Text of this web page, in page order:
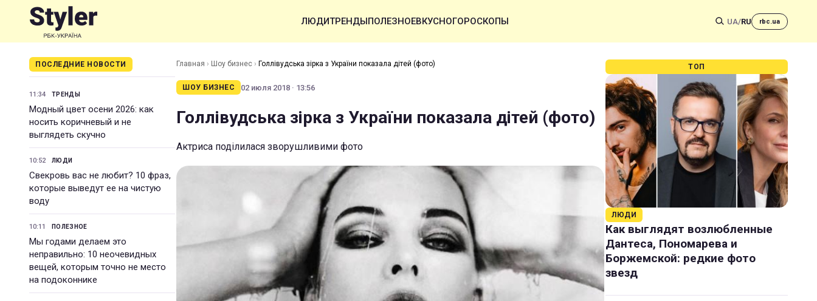
ЛЮДИТРЕНДЫПОЛЕЗНОЕВКУСНОГОРОСКОПЫ UA/RU rbc.ua
ПОСЛЕДНИЕ НОВОСТИ
11:34 ТРЕНДЫ
Модный цвет осени 2026: как
носить коричневый и не
выглядеть скучно
10:52 ЛЮДИ
Свекровь вас не любит? 10 фраз,
которые выведут ее на чистую
воду
10:11 ПОЛЕЗНОЕ
Мы годами делаем это
неправильно: 10 неочевидных
вещей, которым точно не место
на подоконнике
Главная › Шоу бизнес › Голлівудська зірка з України показала дітей (фото)
ШОУ БИЗНЕС 02 июля 2018 · 13:56
Голлівудська зірка з України показала дітей (фото)
Актриса поділилася зворушливими фото
ТОП
ЛЮДИ
Как выглядят возлюбленные
Дантеса, Пономарева и
Боржемской: редкие фото
звезд